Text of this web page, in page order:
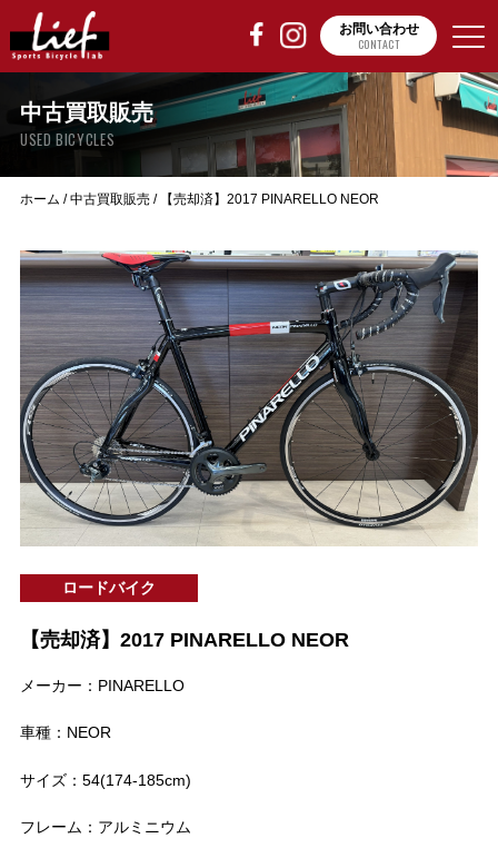
お問い合わせ
CONTACT
中古買取販売
USED BICYCLES
ホーム /中古買取販売/ 【売却済】2017 PINARELLO NEOR
ロードバイク
【売却済】2017 PINARELLO NEOR
メーカー：PINARELLO
車種：NEOR
サイズ：54(174-185cm)
フレーム：アルミニウム